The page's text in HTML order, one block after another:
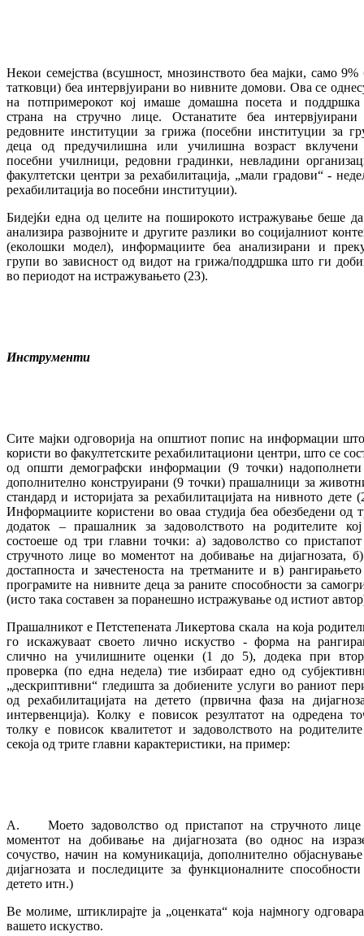
Некои семејства (всушност, мнозинството беа мајки, само 9%
татковци) беа интервјуирани во нивните домови. Ова се
на потпримерокот кој имаше домашна посета и
страна на стручно лице. Останатите беа
редовните институции за грижа (посебни институции за
деца од предучилишна или училишна возраст
посебни училници, редовни градинки, невладини
факултетски центри за рехабилитација, „мали градови“ -
рехабилитација во посебни институции).
Бидејќи една од целите на поширокото истражување беше
анализира развојните и другите разлики во социјалниот
(еколошки модел), информациите беа анализирани и
групи во зависност од видот на грижа/поддршка што ги
во периодот на истражувањето (23).
Инструменти
Сите мајки одговорија на општиот попис на информации
користи во факултетските рехабилитациони центри, што се
од општи демографски информации (9 точки)
дополнително конструирани (9 точки) прашалници за
стандард и историјата за рехабилитацијата на нивното дете
Информациите користени во оваа студија беа обезбедени од
додаток – прашалник за задоволството на родителите
состоеше од три главни точки: а) задоволство со
стручното лице во моментот на добивање на дијагнозата,
достапноста и зачестеноста на третманите и в)
програмите на нивните деца за раните способности за
(исто така составен за поранешно истражување од истиот
Прашалникот е Петстепената Ликертова скала на која
го искажуваат своето лично искуство - форма на
слично на училишните оценки (1 до 5), додека при
проверка (по една недела) тие избираат едно од
„дескриптивни“ гледишта за добиените услуги во раниот
од рехабилитацијата на детето (првична фаза на
интервенција). Колку е повисок резултатот на одредена
толку е повисок квалитетот и задоволството на
секоја од трите главни карактеристики, на пример:
A. Моето задоволство од пристапот на стручното
моментот на добивање на дијагнозата (во однос на
сочуство, начин на комуникација, дополнително
дијагнозата и последиците за функционалните
детето итн.)
Ве молиме, штиклирајте ја „оценката“ која најмногу
вашето искуство.